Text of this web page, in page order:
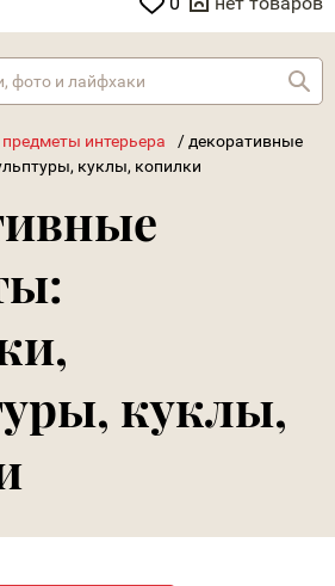
предметы интерьера / декоративные
куклы, копилки
куклы,